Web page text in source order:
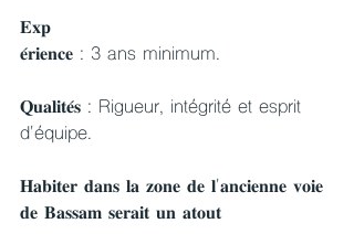
𝐄𝐱𝐩
𝐞́𝐫𝐢𝐞𝐧𝐜𝐞 : 3 ans minimum.
𝐐𝐮𝐚𝐥𝐢𝐭𝐞́𝐬 : Rigueur, intégrité et esprit
d'équipe.
𝐇𝐚𝐛𝐢𝐭𝐞𝐫 𝐝𝐚𝐧𝐬 𝐥𝐚 𝐳𝐨𝐧𝐞 𝐝𝐞 𝐥'𝐚𝐧𝐜𝐢𝐞𝐧𝐧𝐞 𝐯𝐨𝐢𝐞
𝐝𝐞 𝐁𝐚𝐬𝐬𝐚𝐦 𝐬𝐞𝐫𝐚𝐢𝐭 𝐮𝐧 𝐚𝐭𝐨𝐮𝐭